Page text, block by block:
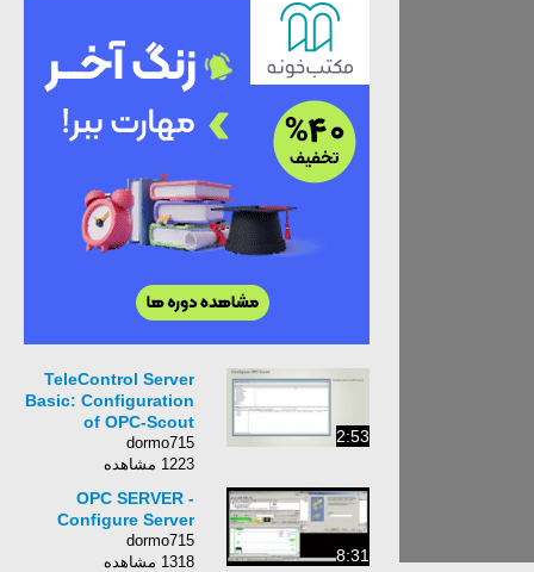
2:53
TeleControl Server
Basic: Configuration
of OPC-Scout
dormo715
1223 مشاهده
8:31
OPC SERVER -
Configure Server
dormo715
1318 مشاهده